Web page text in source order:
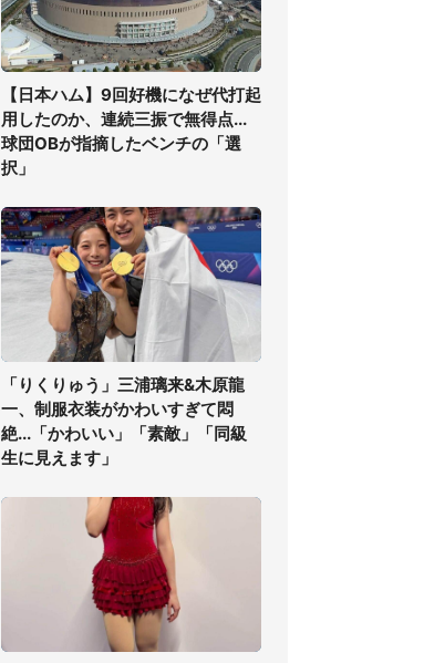
【日本ハム】9回好機になぜ代打起
用したのか、連続三振で無得点...
球団OBが指摘したベンチの「選
択」
「りくりゅう」三浦璃来&木原龍
一、制服衣装がかわいすぎて悶
絶...「かわいい」「素敵」「同級
生に見えます」